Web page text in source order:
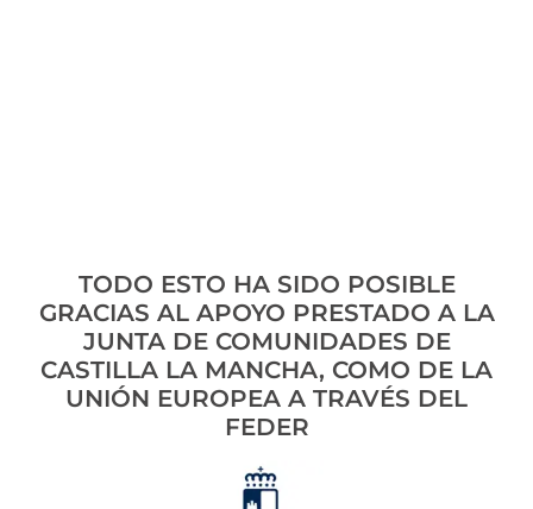
TODO ESTO HA SIDO POSIBLE
GRACIAS AL APOYO PRESTADO A LA
JUNTA DE COMUNIDADES DE
CASTILLA LA MANCHA, COMO DE LA
UNIÓN EUROPEA A TRAVÉS DEL
FEDER